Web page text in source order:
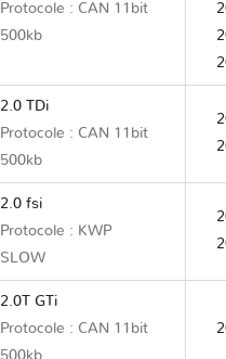
Protocole : CAN 11bit
500kb
2.0 TDi
Protocole : CAN 11bit
500kb
2.0 fsi
Protocole : KWP
SLOW
2.0T GTi
Protocole : CAN 11bit
500kb